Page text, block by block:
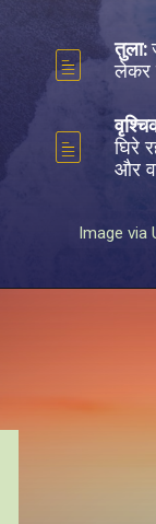
Image via
तुला:
लेकर
घिरे
और